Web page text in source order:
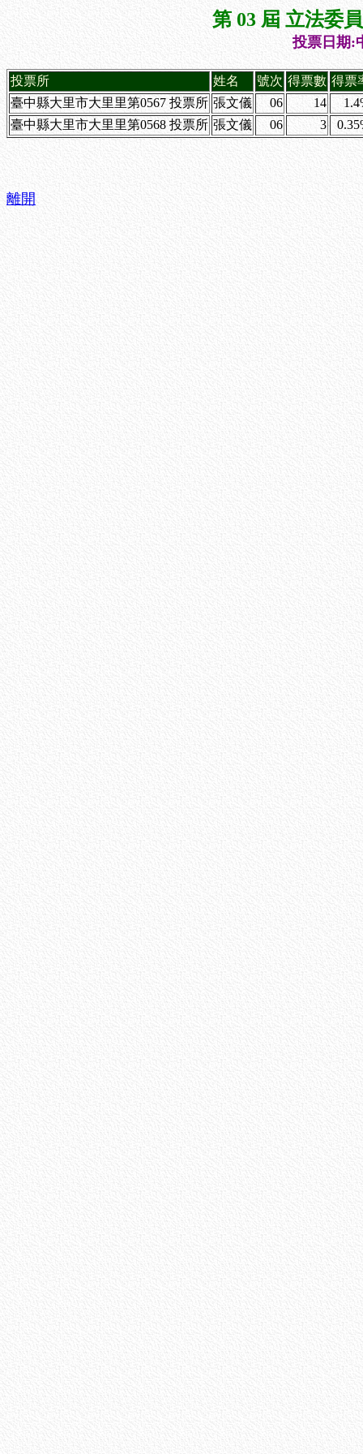
第 03 屆 立法委
投票日期:
投票所 姓名 號次 得票數 得票
臺中縣大里市大里里第0567 投票所 張文儀 06 14
臺中縣大里市大里里第0568 投票所 張文儀 06 3
離開